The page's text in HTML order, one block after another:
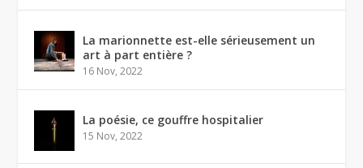
La marionnette est-elle sérieusement un
art à part entière ?
16 Nov, 2022
La poésie, ce gouffre hospitalier
15 Nov, 2022